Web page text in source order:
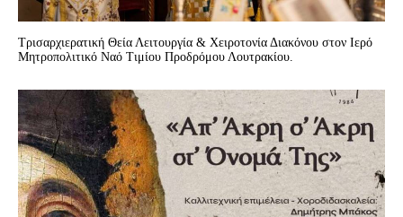
Τρισαρχιερατική Θεία Λειτουργία & Χειροτονία Διακόνου στον Ιερό
Μητροπολιτικό Ναό Τιμίου Προδρόμου Λουτρακίου.